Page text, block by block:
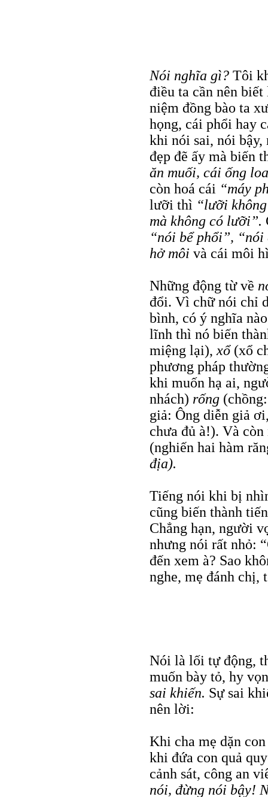
Nói nghĩa gì? Tôi
điều ta cần nên
niệm đồng bào ta
họng, cái phổi hay
khi nói sai, nói
đẹp đẽ ấy mà biến
ăn muối, cái ống
còn hoá cái “máy
lưỡi thì “lưỡi
mà không có lưỡi”.
“nói bể phổi”,
hở môi và cái môi
Những động từ về
đổi. Vì chữ nói chỉ
bình, có ý nghĩa
lĩnh thì nó biến
miệng lại), xổ (xổ
phương pháp
khi muốn hạ ai,
nhách) rống
giả: Ông diễn giả
chưa đủ à!). Và
(nghiến hai hàm
địa).
Tiếng nói khi bị
cũng biến thành
Chẳng hạn, người
nhưng nói rất nhỏ:
đến xem à? Sao
nghe, mẹ đánh chị,
Nói là lối tự động,
muốn bày tỏ, hy
sai khiến. Sự sai
nên lời:
Khi cha mẹ dặn
khi đứa con quả
cảnh sát, công an
nói, đừng nói bậy!